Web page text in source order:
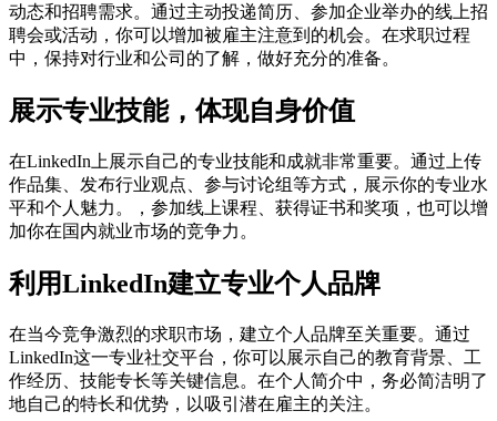
动态和招聘需求。通过主动投递简历、参加企业举办的线上招
聘会或活动，你可以增加被雇主注意到的机会。在求职过程
中，保持对行业和公司的了解，做好充分的准备。
展示专业技能，体现自身价值
在LinkedIn上展示自己的专业技能和成就非常重要。通过上传
作品集、发布行业观点、参与讨论组等方式，展示你的专业水
平和个人魅力。，参加线上课程、获得证书和奖项，也可以增
加你在国内就业市场的竞争力。
利用LinkedIn建立专业个人品牌
在当今竞争激烈的求职市场，建立个人品牌至关重要。通过
LinkedIn这一专业社交平台，你可以展示自己的教育背景、工
作经历、技能专长等关键信息。在个人简介中，务必简洁明了
地自己的特长和优势，以吸引潜在雇主的关注。